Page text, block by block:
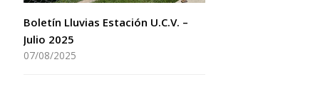
Boletín Lluvias Estación U.C.V. –
Julio 2025
07/08/2025